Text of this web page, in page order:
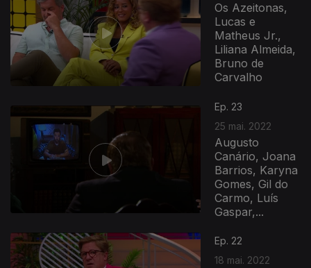
Os Azeitonas,
Lucas e
Matheus Jr.,
Liliana Almeida,
Bruno de
Carvalho
Ep. 23
25 mai. 2022
Augusto
Canário, Joana
Barrios, Karyna
Gomes, Gil do
Carmo, Luís
Gaspar,...
Ep. 22
18 mai. 2022